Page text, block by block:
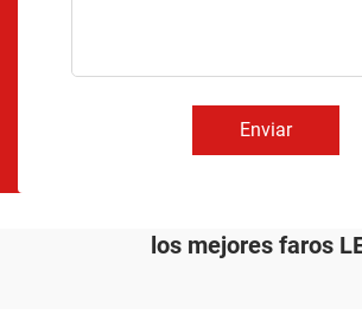
Enviar
los mejores faros